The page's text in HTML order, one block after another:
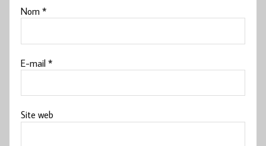
Nom*
E-mail*
Site web